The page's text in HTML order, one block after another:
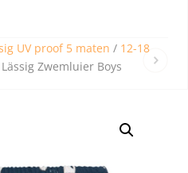
UV proof 5 maten / 12-18
Zwemluier Boys